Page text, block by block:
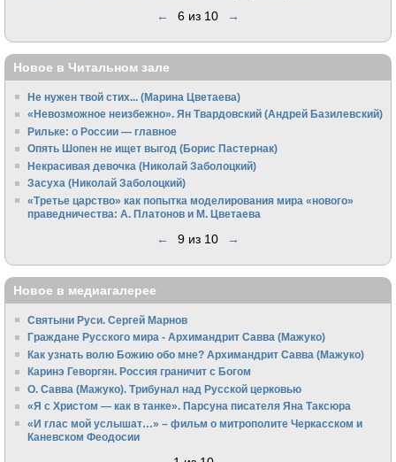
← 6 из 10 →
Новое в Читальном зале
Не нужен твой стих... (Марина Цветаева)
«Невозможное неизбежно». Ян Твардовский (Андрей Базилевский)
Рильке: о России — главное
Опять Шопен не ищет выгод (Борис Пастернак)
Некрасивая девочка (Николай Заболоцкий)
Засуха (Николай Заболоцкий)
«Третье царство» как попытка моделирования мира «нового»
праведничества: А. Платонов и М. Цветаева
← 9 из 10 →
Новое в медиагалерее
Святыни Руси. Сергей Марнов
Граждане Русского мира - Архимандрит Савва (Мажуко)
Как узнать волю Божию обо мне? Архимандрит Савва (Мажуко)
Каринэ Геворгян. Россия граничит с Богом
О. Савва (Мажуко). Трибунал над Русской церковью
«Я с Христом — как в танке». Парсуна писателя Яна Таксюра
«И глас мой услышат…» – фильм о митрополите Черкасском и
Каневском Феодосии